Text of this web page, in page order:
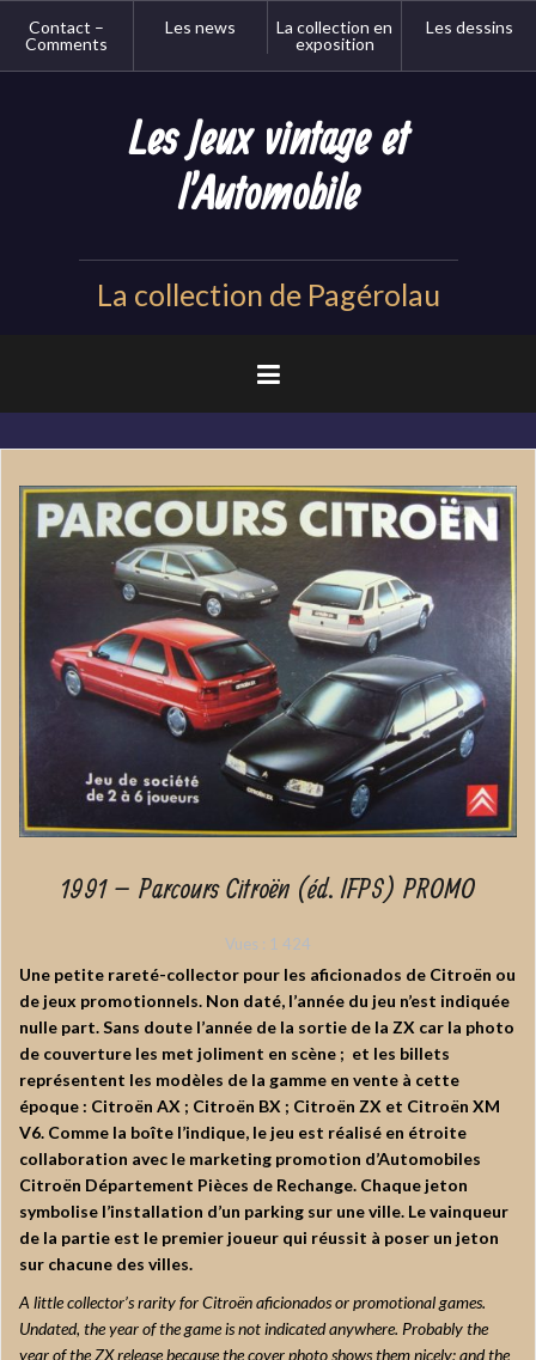
Contact –
Comments
Les news
La collection en
exposition
Les dessins
Les Jeux vintage et
l'Automobile
La collection de Pagérolau
1991 – Parcours Citroën (éd. IFPS) PROMO
Vues : 1 424
Une petite rareté-collector pour les aficionados de Citroën ou
de jeux promotionnels. Non daté, l’année du jeu n’est indiquée
nulle part. Sans doute l’année de la sortie de la ZX car la photo
de couverture les met joliment en scène ; et les billets
représentent les modèles de la gamme en vente à cette
époque : Citroën AX ; Citroën BX ; Citroën ZX et Citroën XM
V6. Comme la boîte l’indique, le jeu est réalisé en étroite
collaboration avec le marketing promotion d’Automobiles
Citroën Département Pièces de Rechange. Chaque jeton
symbolise l’installation d’un parking sur une ville. Le vainqueur
de la partie est le premier joueur qui réussit à poser un jeton
sur chacune des villes.
A little collector’s rarity for Citroën aficionados or promotional games.
Undated, the year of the game is not indicated anywhere. Probably the
year of the ZX release because the cover photo shows them nicely; and the